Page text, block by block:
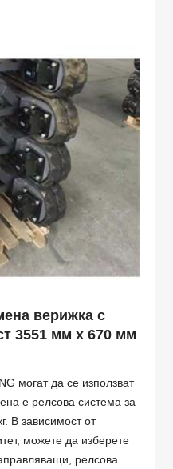
верижка с
3551 мм x 670 мм
могат да се използват
е релсова система за
В зависимост от
можете да изберете
релсова